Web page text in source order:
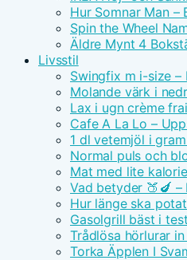
Hur Somnar Man –
Spin the Wheel
Äldre Mynt 4
Livsstil
Swingfix m i-size –
Molande värk i
Lax i ugn crème
Cafe A La Lo –
1 dl vetemjöl i
Normal puls och
Mat med lite
Vad betyder 🍑🍆
Hur länge ska
Gasolgrill bäst i
Trådlösa hörlurar
Torka Äpplen I